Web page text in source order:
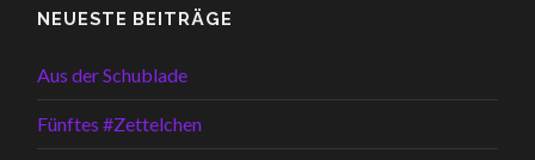
NEUESTE BEITRÄGE
Aus der Schublade
Fünftes #Zettelchen